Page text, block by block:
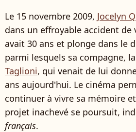
Le 15 novembre 2009, Jocelyn
dans un effroyable accident de
avait 30 ans et plonge dans le
parmi lesquels sa compagne,
Taglioni, qui venait de lui
ans aujourd'hui. Le cinéma
continuer à vivre sa mémoire
projet inachevé se poursuit,
français.